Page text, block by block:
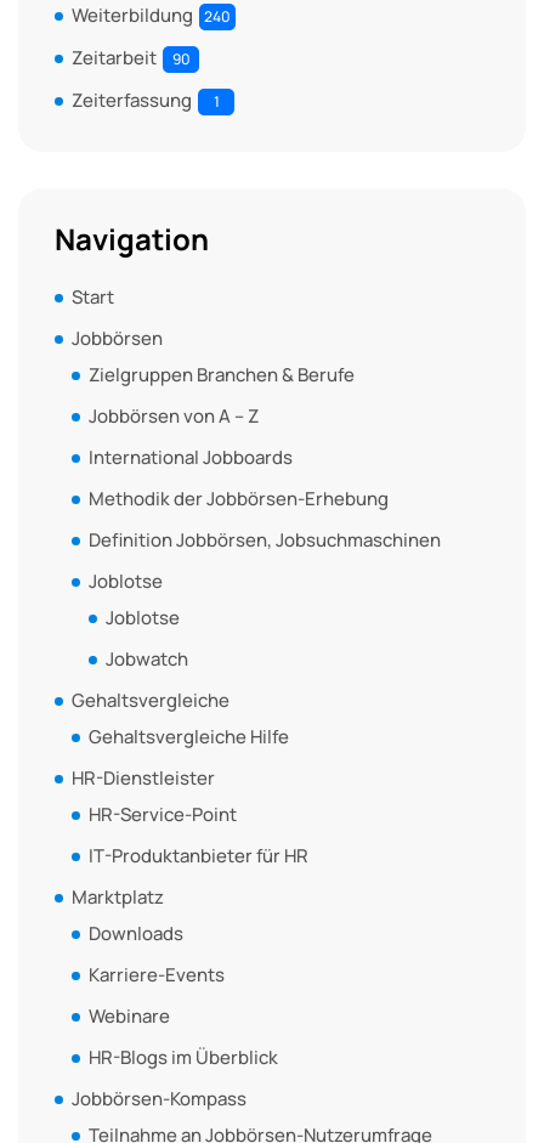
Weiterbildung 240
Zeitarbeit 90
Zeiterfassung 1
Navigation
Start
Jobbörsen
Zielgruppen Branchen & Berufe
Jobbörsen von A – Z
International Jobboards
Methodik der Jobbörsen-Erhebung
Definition Jobbörsen, Jobsuchmaschinen
Joblotse
Joblotse
Jobwatch
Gehaltsvergleiche
Gehaltsvergleiche Hilfe
HR-Dienstleister
HR-Service-Point
IT-Produktanbieter für HR
Marktplatz
Downloads
Karriere-Events
Webinare
HR-Blogs im Überblick
Jobbörsen-Kompass
Teilnahme an Jobbörsen-Nutzerumfrage